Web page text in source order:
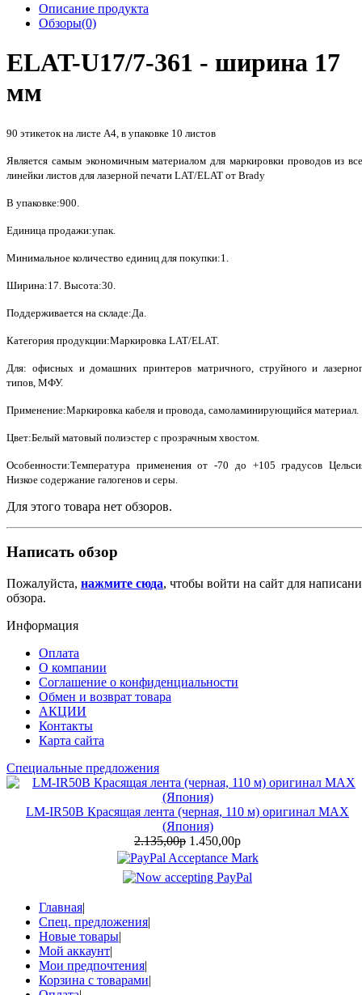
Описание продукта
Обзоры(0)
ELAT-U17/7-361 - ширина 17
мм
90 этикеток на листе А4, в упаковке 10 листов
Является самым экономичным материалом для маркировки проводов из
линейки листов для лазерной печати LAT/ELAT от Brady
В упаковке:900.
Единица продажи:упак.
Минимальное количество единиц для покупки:1.
Ширина:17. Высота:30.
Поддерживается на складе:Да.
Категория продукции:Маркировка LAT/ELAT.
Для: офисных и домашних принтеров матричного, струйного и
типов, МФУ.
Применение:Маркировка кабеля и провода, самоламинирующийся материал.
Цвет:Белый матовый полиэстер с прозрачным хвостом.
Особенности:Температура применения от -70 до +105 градусов
Низкое содержание галогенов и серы.
Для этого товара нет обзоров.
Написать обзор
Пожалуйста, нажмите сюда, чтобы войти на сайт для
обзора.
Информация
Оплата
О компании
Соглашение о конфиденциальности
Обмен и возврат товара
АКЦИИ
Контакты
Карта сайта
Специальные предложения
LM-IR50B Красящая лента (черная, 110 м) оригинал MAX
(Япония)
2.135,00р 1.450,00р
Главная|
Спец. предложения|
Новые товары|
Мой аккаунт|
Мои предпочтения|
Корзина с товарами|